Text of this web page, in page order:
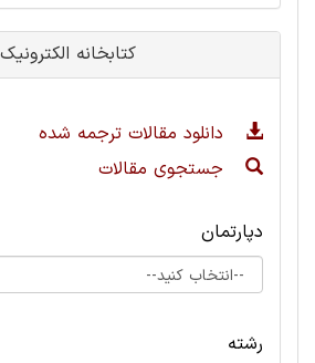
کتابخانه الکترونیک
دانلود مقالات ترجمه شده
جستجوی مقالات
دپارتمان
رشته